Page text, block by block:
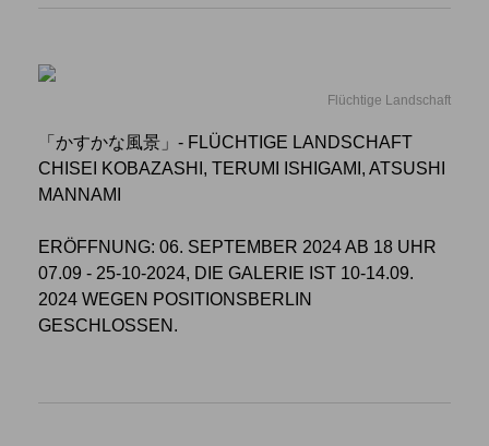
Flüchtige Landschaft
「かすかな風景」- FLÜCHTIGE LANDSCHAFT
CHISEI KOBAZASHI, TERUMI ISHIGAMI, ATSUSHI
MANNAMI
ERÖFFNUNG: 06. SEPTEMBER 2024 AB 18 UHR
07.09 - 25-10-2024, DIE GALERIE IST 10-14.09.
2024 WEGEN POSITIONSBERLIN
GESCHLOSSEN.